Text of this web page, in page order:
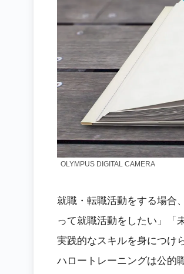
OLYMPUS DIGITAL CAMERA
就職・転職活動をする場合
って就職活動をしたい」「
実践的なスキルを身につけ
ハロートレーニングは公的